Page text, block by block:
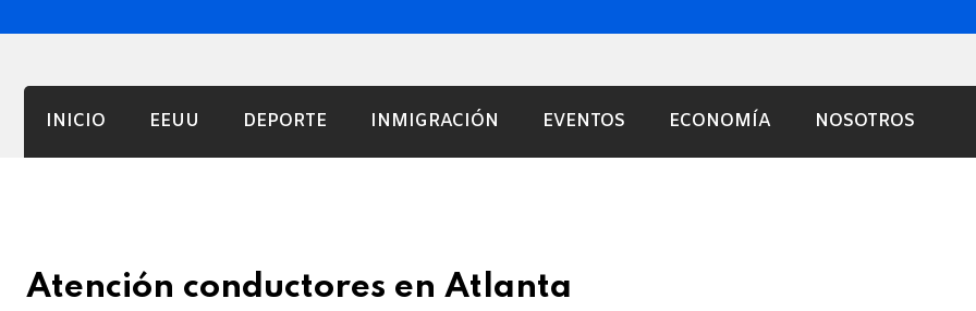
INICIO EEUU DEPORTE INMIGRACIÓN EVENTOS ECONOMÍA NOSOTROS
Atención conductores en Atlanta